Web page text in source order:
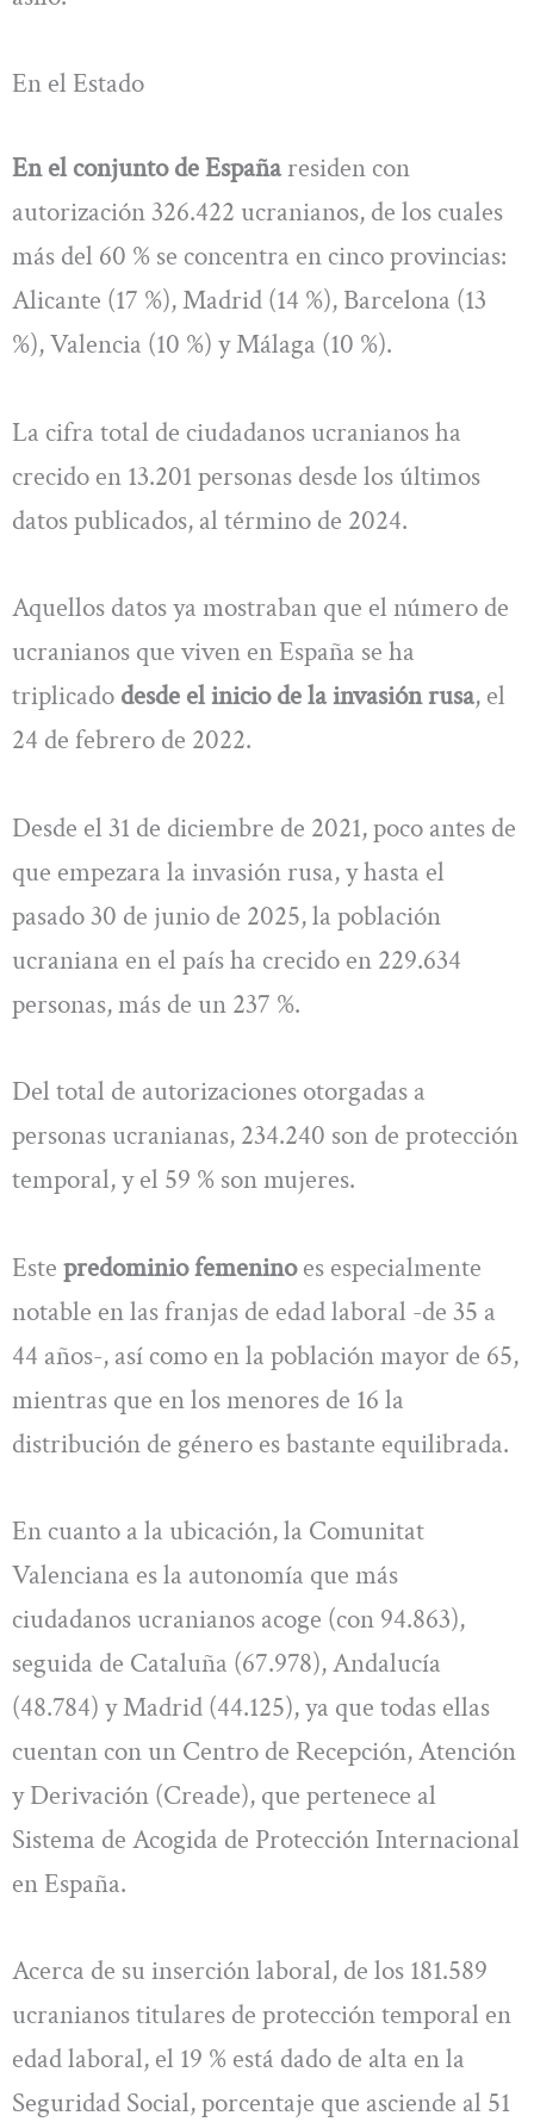
En el Estado
En el conjunto de Españaresiden con
autorización 326.422 ucranianos, de los cuales
más del 60 % se concentra en cinco provincias:
Alicante (17 %), Madrid (14 %), Barcelona (13
%), Valencia (10 %) y Málaga (10 %).
La cifra total de ciudadanos ucranianos ha
crecido en 13.201 personas desde los últimos
datos publicados, al término de 2024.
Aquellos datos ya mostraban que el número de
ucranianos que viven en España se ha
triplicado desde el inicio de la invasión rusa, el
24 de febrero de 2022.
Desde el 31 de diciembre de 2021, poco antes de
que empezara la invasión rusa, y hasta el
pasado 30 de junio de 2025, la población
ucraniana en el país ha crecido en 229.634
personas, más de un 237 %.
Del total de autorizaciones otorgadas a
personas ucranianas, 234.240 son de protección
temporal, y el 59 % son mujeres.
Este predominio femeninoes especialmente
notable en las franjas de edad laboral -de 35 a
44 años-, así como en la población mayor de 65,
mientras que en los menores de 16 la
distribución de género es bastante equilibrada.
En cuanto a la ubicación, la Comunitat
Valenciana es la autonomía que más
ciudadanos ucranianos acoge (con 94.863),
seguida de Cataluña (67.978), Andalucía
(48.784) y Madrid (44.125), ya que todas ellas
cuentan con un Centro de Recepción, Atención
y Derivación (Creade), que pertenece al
Sistema de Acogida de Protección Internacional
en España.
Acerca de su inserción laboral, de los 181.589
ucranianos titulares de protección temporal en
edad laboral, el 19 % está dado de alta en la
Seguridad Social, porcentaje que asciende al 51